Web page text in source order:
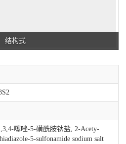
结构式
噻唑-5-磺酰胺钠盐, 2-Acety-
5-sulfonamide sodium salt